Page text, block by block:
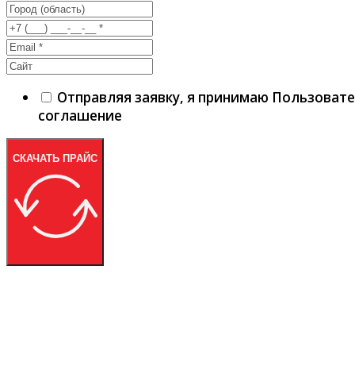
Отправляя заявку, я принимаю
соглашение
СКАЧАТЬ ПРАЙС